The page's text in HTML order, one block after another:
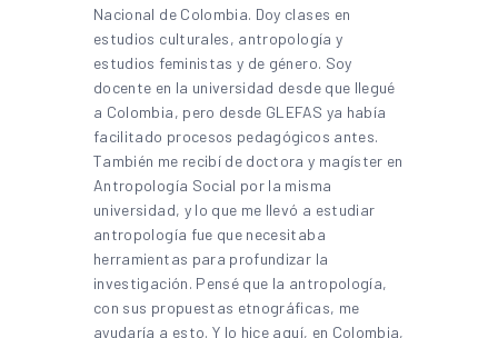
Nacional de Colombia. Doy clases en
estudios culturales, antropología y
estudios feministas y de género. Soy
docente en la universidad desde que llegué
a Colombia, pero desde GLEFAS ya había
facilitado procesos pedagógicos antes.
También me recibí de doctora y magíster en
Antropología Social por la misma
universidad, y lo que me llevó a estudiar
antropología fue que necesitaba
herramientas para profundizar la
investigación. Pensé que la antropología,
con sus propuestas etnográficas, me
ayudaría a esto. Y lo hice aquí, en Colombia,